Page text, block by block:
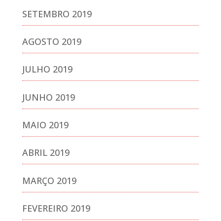
SETEMBRO 2019
AGOSTO 2019
JULHO 2019
JUNHO 2019
MAIO 2019
ABRIL 2019
MARÇO 2019
FEVEREIRO 2019